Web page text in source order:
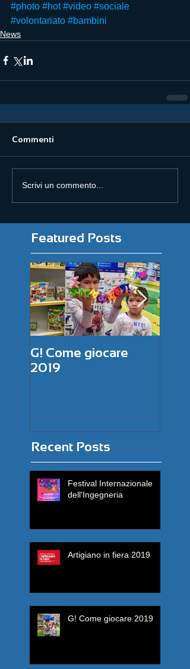
#photo #hot #video #sociale
#volontariato #bambini
News
Commenti
Scrivi un commento...
Featured Posts
G! Come giocare
2019
Recent Posts
Festival Internazionale
dell'Ingegneria
Artigiano in fiera 2019
G! Come giocare 2019